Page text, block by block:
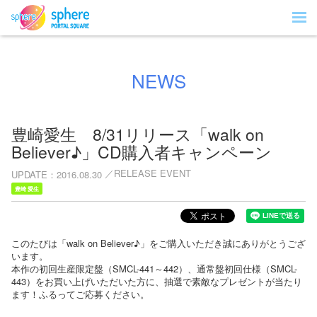
NEWS
豊崎愛生 8/31リリース「walk on
Believer♪」CD購入者キャンペーン
UPDATE 2016.08.30 RELEASE EVENT
豊崎 愛生
このたびは「walk on Believer♪」をご購入いただき誠にありがとうござ
います。
本作の初回生産限定盤（SMCL-441～442）、通常盤初回仕様（SMCL-
443）をお買い上げいただいた方に、抽選で素敵なプレゼントが当たり
ます！ふるってご応募ください。